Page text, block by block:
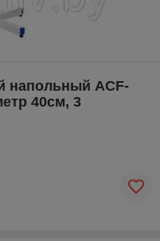
напольный ACF-
40см, 3